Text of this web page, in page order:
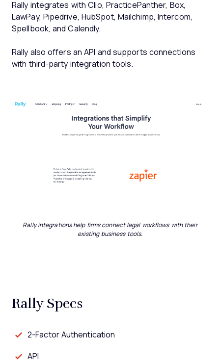
Rally integrates with Clio, PracticePanther, Box,
LawPay, Pipedrive, HubSpot, Mailchimp, Intercom,
Spellbook, and Calendly.
Rally also offers an API and supports connections
with third-party integration tools.
Rally integrations help firms connect legal workflows with their
existing business tools.
Rally Specs
2-Factor Authentication
API